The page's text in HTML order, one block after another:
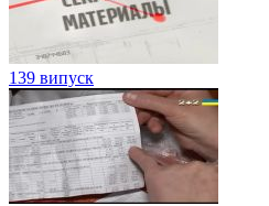
139 випуск